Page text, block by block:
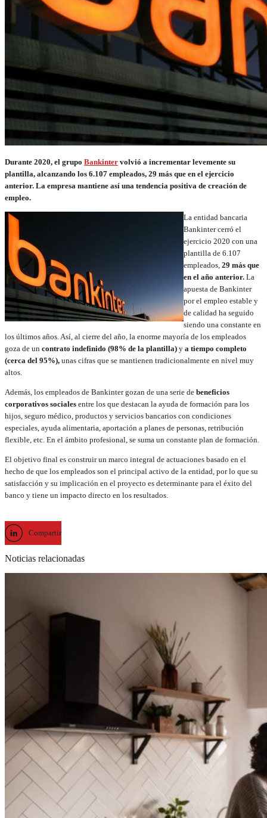
Durante 2020, el grupo Bankinter volvió a incrementar levemente su
plantilla, alcanzando los 6.107 empleados, 29 más que en el ejercicio
anterior. La empresa mantiene así una tendencia positiva de creación de
empleo.
La entidad bancaria
Bankinter cerró el
ejercicio 2020 con una
plantilla de 6.107
empleados, 29 más que
en el año anterior. La
apuesta de Bankinter
por el empleo estable y
de calidad ha seguido
siendo una constante en
los últimos años. Así, al cierre del año, la enorme mayoría de los empleados
goza de un contrato indefinido (98% de la plantilla) y a tiempo completo
(cerca del 95%), unas cifras que se mantienen tradicionalmente en nivel muy
altos.
Además, los empleados de Bankinter gozan de una serie de beneficios
corporativos sociales entre los que destacan la ayuda de formación para los
hijos, seguro médico, productos y servicios bancarios con condiciones
especiales, ayuda alimentaria, aportación a planes de personas, retribución
flexible, etc. En el ámbito profesional, se suma un constante plan de formación.
El objetivo final es construir un marco integral de actuaciones basado en el
hecho de que los empleados son el principal activo de la entidad, por lo que su
satisfacción y su implicación en el proyecto es determinante para el éxito del
banco y tiene un impacto directo en los resultados.
Compartir
Noticias relacionadas